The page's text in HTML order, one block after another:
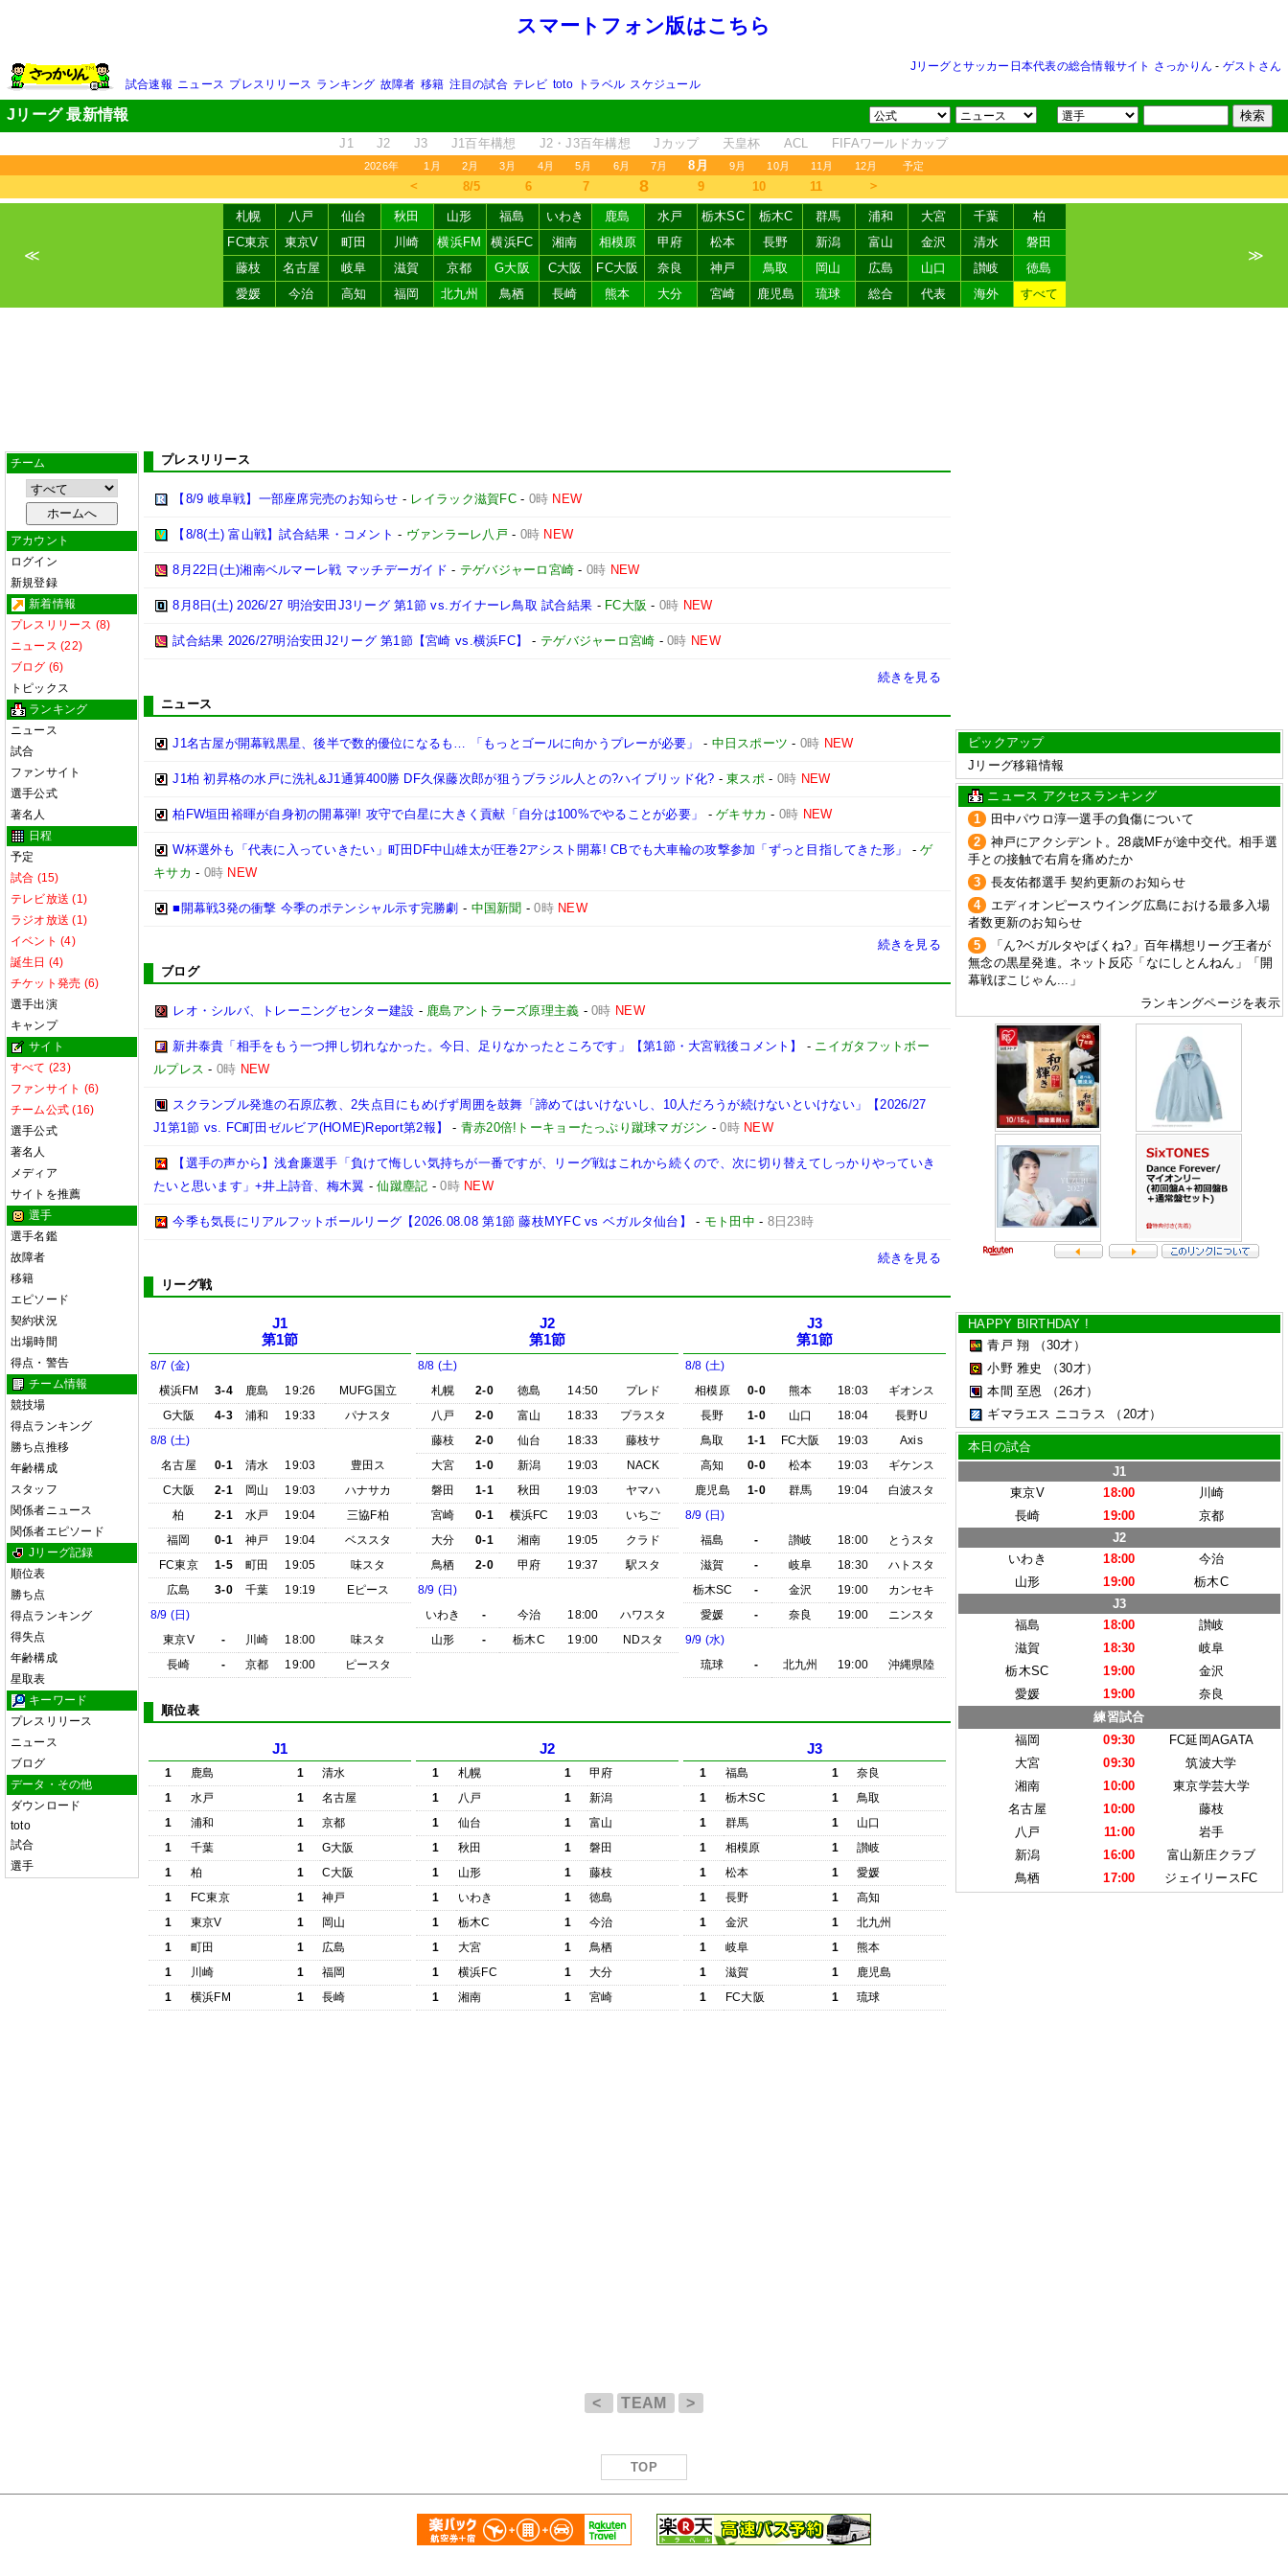
スマートフォン版はこちら
Jリーグとサッカー日本代表の総合情報サイト さっかりん - ゲストさん
試合速報 ニュース プレスリリース ランキング 故障者 移籍 注目の試合 テレビ toto トラベル スケジュール
Jリーグ 最新情報
J1 J2 J3 J1百年構想 J2・J3百年構想 Jカップ 天皇杯 ACL FIFAワールドカップ
2026年 1月 2月 3月 4月 5月 6月 7月 8月 9月 10月 11月 12月 予定
＜ 8/5 6 7 8 9 10 11 ＞
≪
札幌 八戸 仙台 秋田 山形 福島 いわき 鹿島 水戸 栃木SC 栃木C 群馬 浦和 大宮 千葉
柏
FC東京
東京V 町田 川崎 横浜FM 横浜FC 湘南 相模原 甲府 松本 長野 新潟 富山 金沢 清水
磐田
藤枝
名古屋 岐阜 滋賀 京都 G大阪 C大阪 FC大阪 奈良 神戸 鳥取 岡山 広島 山口 讃岐
徳島
愛媛
今治 高知 福岡 北九州 鳥栖 長崎 熊本 大分 宮崎 鹿児島 琉球 総合 代表 海外 すべて
≫
チーム
アカウント
ログイン
新規登録
新着情報
プレスリリース (8)
ニュース (22)
ブログ (6)
トピックス
ランキング
ニュース
試合
ファンサイト
選手公式
著名人
日程
予定
試合 (15)
テレビ放送 (1)
ラジオ放送 (1)
イベント (4)
誕生日 (4)
チケット発売 (6)
選手出演
キャンプ
サイト
すべて (23)
ファンサイト (6)
チーム公式 (16)
選手公式
著名人
メディア
サイトを推薦
選手
選手名鑑
故障者
移籍
エピソード
契約状況
出場時間
得点・警告
チーム情報
競技場
得点ランキング
勝ち点推移
年齢構成
スタッフ
関係者ニュース
関係者エピソード
Jリーグ記録
順位表
勝ち点
得点ランキング
得失点
年齢構成
星取表
キーワード
プレスリリース
ニュース
ブログ
データ・その他
ダウンロード
toto
試合
選手
プレスリリース
【8/9 岐阜戦】一部座席完売のお知らせ - レイラック滋賀FC- 0時 NEW
【8/8(土) 富山戦】試合結果・コメント - ヴァンラーレ八戸 - 0時 NEW
8月22日(土)湘南ベルマーレ戦 マッチデーガイド - テゲバジャーロ宮崎 - 0時 NEW
8月8日(土) 2026/27 明治安田J3リーグ 第1節 vs.ガイナーレ鳥取 試合結果 - FC大阪 - 0時 NEW
試合結果 2026/27明治安田J2リーグ 第1節【宮崎 vs.横浜FC】 - テゲバジャーロ宮崎 -0時 NEW
続きを見る
ニュース
J1名古屋が開幕戦黒星、後半で数的優位になるも… 「もっとゴールに向かうプレーが必要」 - 中日スポーツ - 0時 NEW
J1柏 初昇格の水戸に洗礼&J1通算400勝 DF久保藤次郎が狙うブラジル人との?ハイブリッド化? -東スポ- 0時 NEW
柏FW垣田裕暉が自身初の開幕弾! 攻守で白星に大きく貢献「自分は100%でやることが必要」 -ゲキサカ - 0時 NEW
W杯選外も「代表に入っていきたい」町田DF中山雄太が圧巻2アシスト開幕! CBでも大車輪の攻撃参加「ずっと目指してきた形」 -ゲ
キサカ - 0時 NEW
■開幕戦3発の衝撃 今季のポテンシャル示す完勝劇 - 中国新聞 -0時 NEW
続きを見る
ブログ
レオ・シルバ、トレーニングセンター建設 - 鹿島アントラーズ原理主義 -0時 NEW
新井泰貴「相手をもう一つ押し切れなかった。今日、足りなかったところです」【第1節・大宮戦後コメント】 - ニイガタフットボー
ルプレス - 0時 NEW
スクランブル発進の石原広教、2失点目にもめげず周囲を鼓舞「諦めてはいけないし、10人だろうが続けないといけない」【2026/27
J1第1節 vs. FC町田ゼルビア(HOME)Report第2報】
- 青赤20倍!トーキョーたっぷり蹴球マガジン -0時 NEW
【選手の声から】浅倉廉選手「負けて悔しい気持ちが一番ですが、リーグ戦はこれから続くので、次に切り替えてしっかりやっていき
たいと思います」+井上詩音、梅木翼 -仙蹴塵記 -0時 NEW
今季も気長にリアルフットボールリーグ【2026.08.08 第1節 藤枝MYFC vs ベガルタ仙台】 - モト田中 - 8日23時
続きを見る
リーグ戦
J1
第1節
8/7 (金)
横浜FM
3-4 鹿島 19:26
MUFG国立
G大阪
4-3 浦和 19:33
パナスタ
8/8 (土)
名古屋
0-1 清水 19:03
豊田ス
C大阪
2-1 岡山 19:03
ハナサカ
柏
2-1 水戸 19:04
三協F柏
福岡
0-1 神戸 19:04
ベススタ
FC東京
1-5 町田 19:05
味スタ
広島
3-0 千葉 19:19
Eピース
8/9 (日)
東京V
- 川崎 18:00
味スタ
長崎
- 京都 19:00 ピースタ
J2
第1節
8/8 (土)
札幌
2-0 徳島 14:50
プレド
八戸
2-0 富山 18:33
プラスタ
藤枝
2-0 仙台 18:33
藤枝サ
大宮
1-0 新潟 19:03
NACK
磐田
1-1 秋田 19:03
ヤマハ
宮崎
0-1 横浜FC 19:03
いちご
大分
0-1 湘南 19:05
クラド
鳥栖
2-0 甲府 19:37
駅スタ
8/9 (日)
いわき
- 今治 18:00
ハワスタ
山形
- 栃木C 19:00 NDスタ
J3
第1節
8/8 (土)
相模原
0-0 熊本 18:03
ギオンス
長野
1-0 山口 18:04
長野U
鳥取
1-1 FC大阪 19:03
Axis
高知
0-0 松本 19:03
ギケンス
鹿児島
1-0 群馬 19:04
白波スタ
8/9 (日)
福島
- 讃岐 18:00
とうスタ
滋賀
- 岐阜 18:30
ハトスタ
栃木SC
- 金沢 19:00
カンセキ
愛媛
- 奈良 19:00
ニンスタ
9/9 (水)
琉球
- 北九州 19:00 沖縄県陸
順位表
J1
1 鹿島 1
清水
1
水戸 1
名古屋
1
浦和 1
京都
1
千葉 1
G大阪
1
柏 1
C大阪
1
FC東京 1
神戸
1
東京V 1
岡山
1
町田 1
広島
1
川崎 1
福岡
1
横浜FM 1 長崎
J2
1 札幌 1
甲府
1
八戸 1
新潟
1
仙台 1
富山
1
秋田 1
磐田
1
山形 1
藤枝
1
いわき 1
徳島
1
栃木C 1
今治
1
大宮 1
鳥栖
1
横浜FC 1
大分
1
湘南 1 宮崎
J3
1 福島 1
奈良
1
栃木SC 1
鳥取
1
群馬 1
山口
1
相模原 1
讃岐
1
松本 1
愛媛
1
長野 1
高知
1
金沢 1
北九州
1
岐阜 1
熊本
1
滋賀 1
鹿児島
1
FC大阪 1 琉球
ピックアップ
Jリーグ移籍情報
ニュース アクセスランキング
1
田中パウロ淳一選手の負傷について
2
神戸にアクシデント。28歳MFが途中交代。相手選
手との接触で右肩を痛めたか
3
長友佑都選手 契約更新のお知らせ
4
エディオンピースウイング広島における最多入場
者数更新のお知らせ
5
「ん?ベガルタやばくね?」百年構想リーグ王者が
無念の黒星発進。ネット反応「なにしとんねん」「開
幕戦ぼこじゃん...」
ランキングページを表示
HAPPY BIRTHDAY !
青戸 翔
（30才）
小野 雅史
（30才）
本間 至恩
（26才）
ギマラエス ニコラス
（20才）
本日の試合
J1
東京V
18:00
川崎
長崎
19:00
京都
J2
いわき
18:00
今治
山形
19:00
栃木C
J3
福島
18:00
讃岐
滋賀
18:30
岐阜
栃木SC
19:00
金沢
愛媛
19:00
奈良
練習試合
福岡
09:30
FC延岡AGATA
大宮
09:30
筑波大学
湘南
10:00
東京学芸大学
名古屋
10:00
藤枝
八戸
11:00
岩手
新潟
16:00
富山新庄クラブ
鳥栖
17:00 ジェイリースFC
< TEAM >
TOP